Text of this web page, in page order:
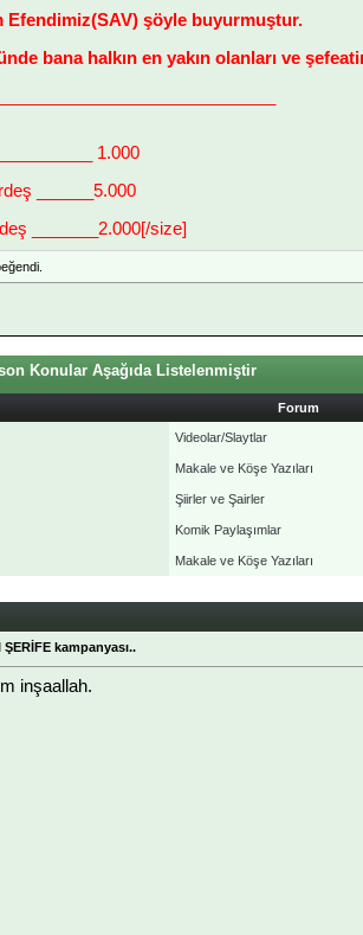
Efendimiz(SAV) şöyle buyurmuştur.
bana halkın en yakın olanları ve
1.000
______5.000
_______2.000[/size]
Konular Aşağıda Listelenmiştir
Forum
Videolar/Slaytlar
Makale ve Köşe Yazıları
Şiirler ve Şairler
Komik Paylaşımlar
Makale ve Köşe Yazıları
ŞERİFE kampanyası..
inşaallah.